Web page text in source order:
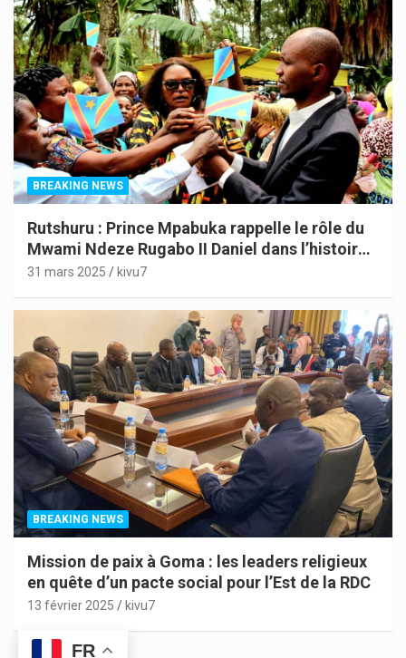
BREAKING NEWS
Rutshuru : Prince Mpabuka rappelle le rôle du
Mwami Ndeze Rugabo II Daniel dans l’histoire
de l’Indépendance du Congo
31 mars 2025 kivu7
BREAKING NEWS
Mission de paix à Goma : les leaders religieux
en quête d’un pacte social pour l’Est de la RDC
13 février 2025 kivu7
FR